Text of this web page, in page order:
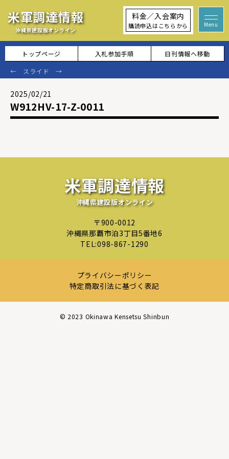
米軍調達情報
沖縄県建設版オンライン
料金／入会案内
購読申込はこちらから
トップページ 入札参加手順 日刊情報へ移動
2025/02/21
W912HV-17-Z-0011
米軍調達情報
沖縄県建設版オンライン
〒900-0012
沖縄県那覇市泊3丁目5番地6
TEL:098-867-1290
プライバシーポリシー
特定商取引法に基づく表記
©︎ 2023 Okinawa Kensetsu Shinbun